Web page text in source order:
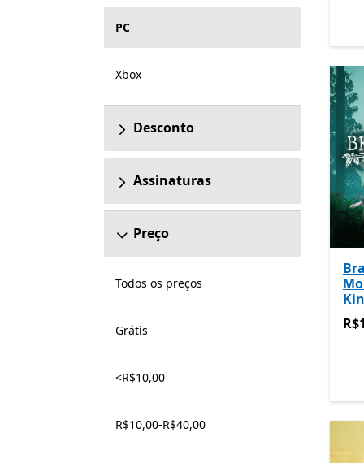
PC
Xbox
Desconto
Assinaturas
Preço
Todos os preços
Grátis
<R$10,00
R$10,00-R$40,00